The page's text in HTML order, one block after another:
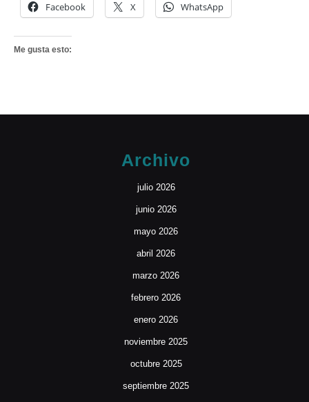
Facebook X WhatsApp
Me gusta esto:
Archivo
julio 2026
junio 2026
mayo 2026
abril 2026
marzo 2026
febrero 2026
enero 2026
noviembre 2025
octubre 2025
septiembre 2025